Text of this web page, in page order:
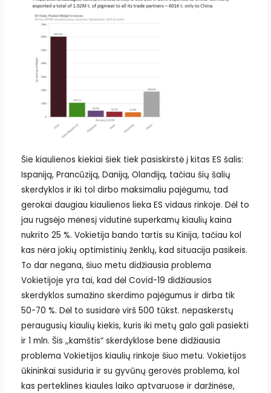
Šie kiaulienos kiekiai šiek tiek pasiskirstė į kitas ES šalis:
Ispaniją, Prancūziją, Daniją, Olandiją, tačiau šių šalių
skerdyklos ir iki tol dirbo maksimaliu pajėgumu, tad
gerokai daugiau kiaulienos lieka ES vidaus rinkoje. Dėl to
jau rugsėjo mėnesį vidutinė superkamų kiaulių kaina
nukrito 25 %. Vokietija bando tartis su Kinija, tačiau kol
kas nėra jokių optimistinių ženklų, kad situacija pasikeis.
To dar negana, šiuo metu didžiausia problema
Vokietijoje yra tai, kad dėl Covid-19 didžiausios
skerdyklos sumažino skerdimo pajėgumus ir dirba tik
50-70 %. Dėl to susidarė virš 500 tūkst. nepaskerstų
peraugusių kiaulių kiekis, kuris iki metų galo gali pasiekti
ir 1 mln. Šis ,,kamštis“ skerdyklose bene didžiausia
problema Vokietijos kiaulių rinkoje šiuo metu. Vokietijos
ūkininkai susiduria ir su gyvūnų gerovės problema, kol
kas perteklines kiaules laiko aptvaruose ir daržinėse,